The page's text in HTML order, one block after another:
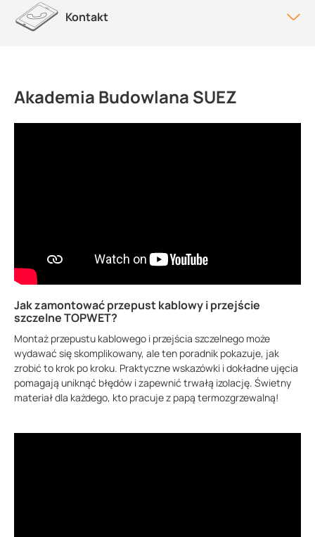
Kontakt
Akademia Budowlana SUEZ
Jak zamontować przepust kablowy i przejście
szczelne TOPWET?
Montaż przepustu kablowego i przejścia szczelnego może
wydawać się skomplikowany, ale ten poradnik pokazuje, jak
zrobić to krok po kroku. Praktyczne wskazówki i dokładne ujęcia
pomagają uniknąć błędów i zapewnić trwałą izolację. Świetny
materiał dla każdego, kto pracuje z papą termozgrzewalną!